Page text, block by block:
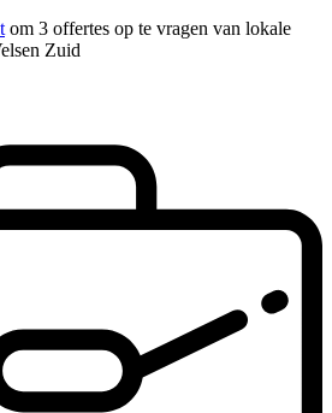
om 3 offertes op te vragen van lokale
Zuid